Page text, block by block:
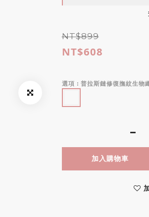
NT$899
NT$608
選項 : 普拉斯鏈修復撫紋生
加入購物車